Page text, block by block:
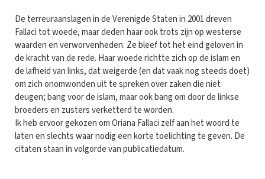
De terreuraanslagen in de Verenigde Staten in 2001 dreven
Fallaci tot woede, maar deden haar ook trots zijn op westerse
waarden en verworvenheden. Ze bleef tot het eind geloven in
de kracht van de rede. Haar woede richtte zich op de islam en
de lafheid van links, dat weigerde (en dat vaak nog steeds doet)
om zich onomwonden uit te spreken over zaken die niet
deugen; bang voor de islam, maar ook bang om door de linkse
broeders en zusters verketterd te worden.
Ik heb ervoor gekozen om Oriana Fallaci zelf aan het woord te
laten en slechts waar nodig een korte toelichting te geven. De
citaten staan in volgorde van publicatiedatum.